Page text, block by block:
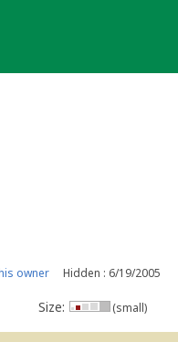
owner Hidden : 6/19/2005
Size: (small)